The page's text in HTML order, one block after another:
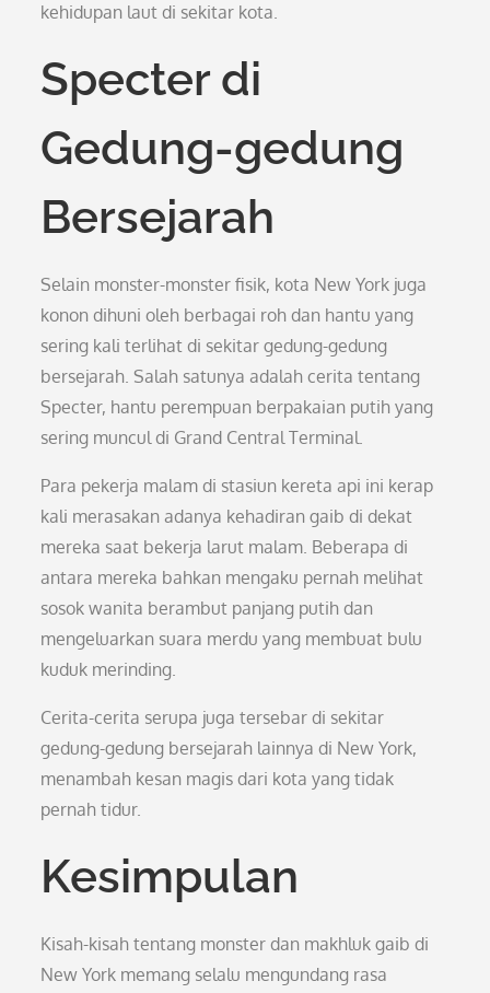
kehidupan laut di sekitar kota.
Specter di
Gedung-gedung
Bersejarah
Selain monster-monster fisik, kota New York juga
konon dihuni oleh berbagai roh dan hantu yang
sering kali terlihat di sekitar gedung-gedung
bersejarah. Salah satunya adalah cerita tentang
Specter, hantu perempuan berpakaian putih yang
sering muncul di Grand Central Terminal.
Para pekerja malam di stasiun kereta api ini kerap
kali merasakan adanya kehadiran gaib di dekat
mereka saat bekerja larut malam. Beberapa di
antara mereka bahkan mengaku pernah melihat
sosok wanita berambut panjang putih dan
mengeluarkan suara merdu yang membuat bulu
kuduk merinding.
Cerita-cerita serupa juga tersebar di sekitar
gedung-gedung bersejarah lainnya di New York,
menambah kesan magis dari kota yang tidak
pernah tidur.
Kesimpulan
Kisah-kisah tentang monster dan makhluk gaib di
New York memang selalu mengundang rasa